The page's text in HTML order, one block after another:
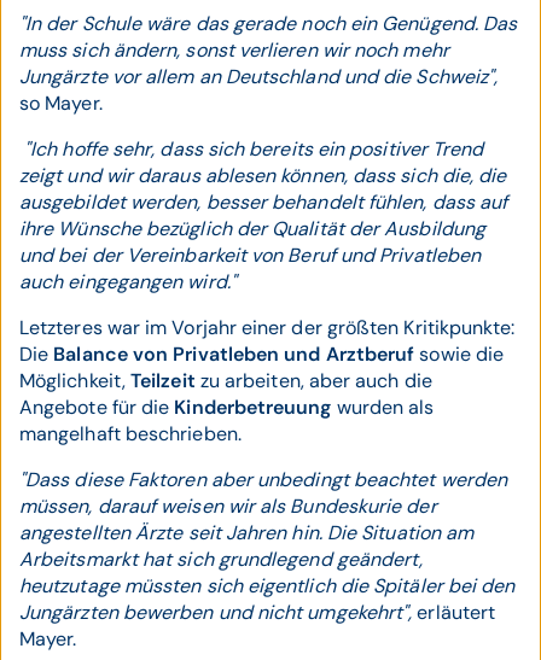
"In der Schule wäre das gerade noch ein Genügend. Das
muss sich ändern, sonst verlieren wir noch mehr
Jungärzte vor allem an Deutschland und die Schweiz",
so Mayer.
"Ich hoffe sehr, dass sich bereits ein positiver Trend
zeigt und wir daraus ablesen können, dass sich die, die
ausgebildet werden, besser behandelt fühlen, dass auf
ihre Wünsche bezüglich der Qualität der Ausbildung
und bei der Vereinbarkeit von Beruf und Privatleben
auch eingegangen wird."
Letzteres war im Vorjahr einer der größten Kritikpunkte:
Die Balance von Privatleben und Arztberufsowie die
Möglichkeit,Teilzeit zu arbeiten, aber auch die
Angebote für die Kinderbetreuung wurden als
mangelhaft beschrieben.
"Dass diese Faktoren aber unbedingt beachtet werden
müssen, darauf weisen wir als Bundeskurie der
angestellten Ärzte seit Jahren hin. Die Situation am
Arbeitsmarkt hat sich grundlegend geändert,
heutzutage müssten sich eigentlich die Spitäler bei den
Jungärzten bewerben und nicht umgekehrt",erläutert
Mayer.